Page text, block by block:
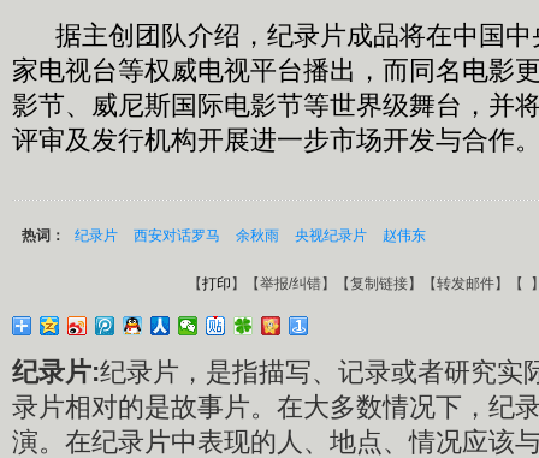
据主创团队介绍，纪录片成品将在中国中
家电视台等权威电视平台播出，而同名电影
影节、威尼斯国际电影节等世界级舞台，并
评审及发行机构开展进一步市场开发与合作
热词： 纪录片 西安对话罗马 余秋雨 央视纪录片 赵伟东
【打印 】【举报/纠错】【复制链接】【转发邮件】【
纪录片:纪录片，是指描写、记录或者研究实
录片相对的是故事片。在大多数情况下，纪
演。在纪录片中表现的人、地点、情况应该